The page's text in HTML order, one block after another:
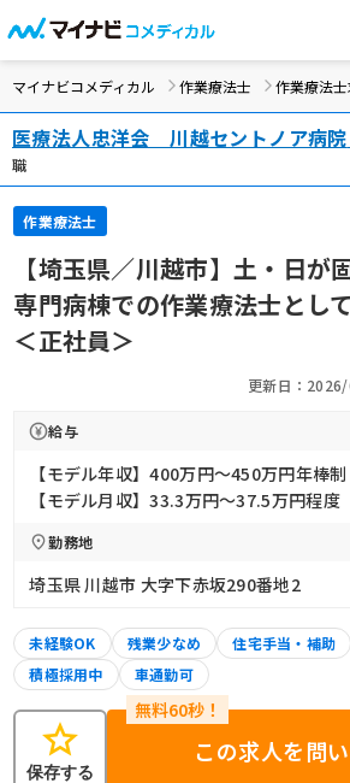
マイナビコメディカル 作業療法士 作業療法士
医療法人忠洋会 川越セントノア病院
職
作業療法士
【埼玉県／川越市】土・日が
専門病棟での作業療法士とし
＜正社員＞
更新日：
給与
【モデル年収】400万円〜450万円年棒制
【モデル月収】33.3万円〜37.5万円程
勤務地
埼玉県 川越市 大字下赤坂290番地2
未経験OK 残業少なめ 住宅手当・補助
積極採用中
車通勤可
star
保存する
この求人を問